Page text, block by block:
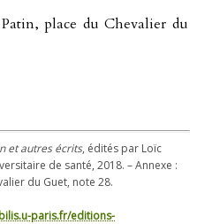
place du Chevalier du
et autres écrits, édités par Loïc
de santé, 2018. – Annexe :
du Guet, note 28.
paris.fr/editions-